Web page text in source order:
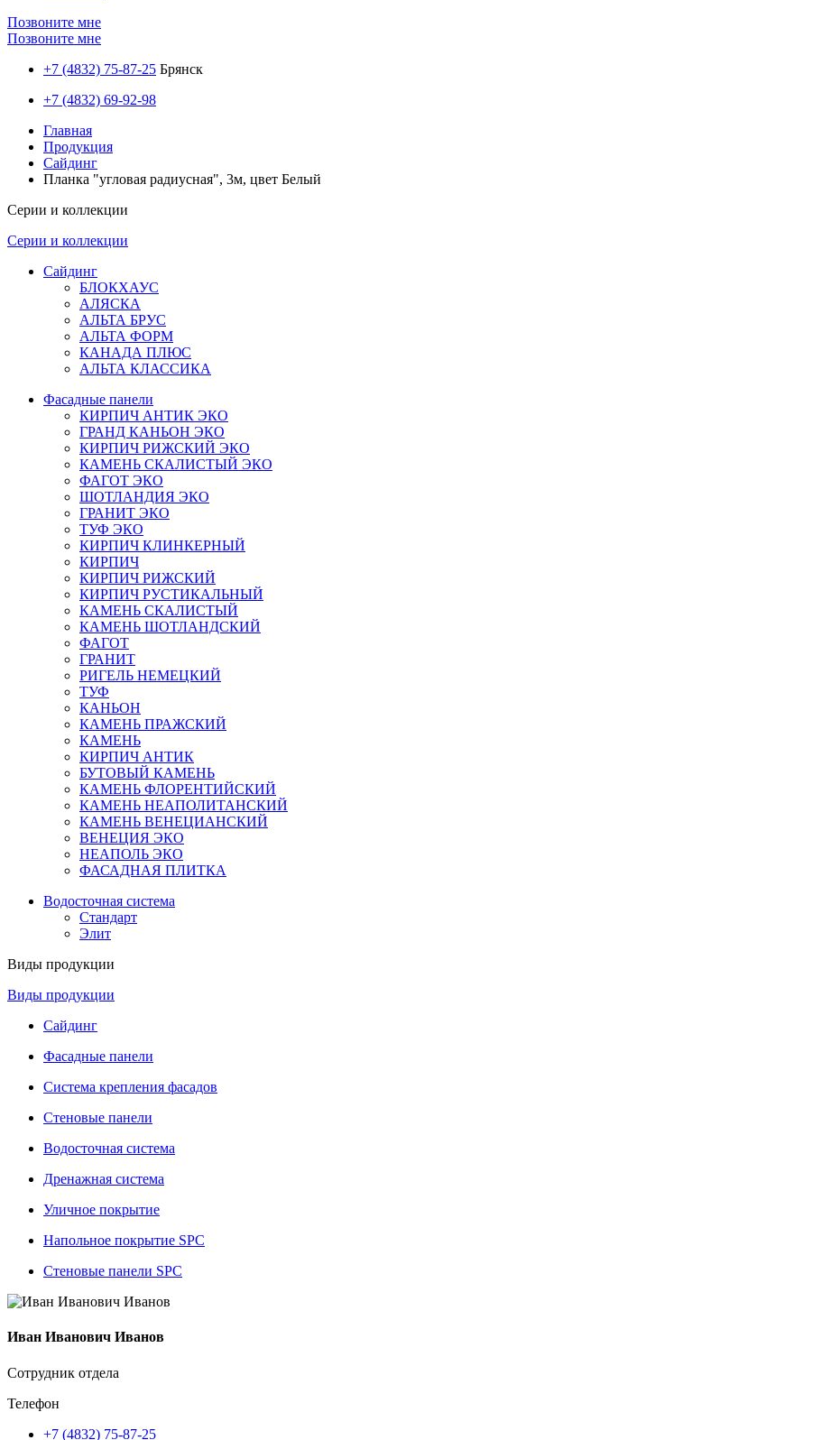
Позвоните мне
Позвоните мне
+7 (4832) 75-87-25 Брянск
+7 (4832) 69-92-98
Главная
Продукция
Сайдинг
Планка "угловая радиусная", 3м, цвет Белый
Серии и коллекции
Серии и коллекции
Сайдинг
БЛОКХАУС
АЛЯСКА
АЛЬТА БРУС
АЛЬТА ФОРМ
КАНАДА ПЛЮС
АЛЬТА КЛАССИКА
Фасадные панели
КИРПИЧ АНТИК ЭКО
ГРАНД КАНЬОН ЭКО
КИРПИЧ РИЖСКИЙ ЭКО
КАМЕНЬ СКАЛИСТЫЙ ЭКО
ФАГОТ ЭКО
ШОТЛАНДИЯ ЭКО
ГРАНИТ ЭКО
ТУФ ЭКО
КИРПИЧ КЛИНКЕРНЫЙ
КИРПИЧ
КИРПИЧ РИЖСКИЙ
КИРПИЧ РУСТИКАЛЬНЫЙ
КАМЕНЬ СКАЛИСТЫЙ
КАМЕНЬ ШОТЛАНДСКИЙ
ФАГОТ
ГРАНИТ
РИГЕЛЬ НЕМЕЦКИЙ
ТУФ
КАНЬОН
КАМЕНЬ ПРАЖСКИЙ
КАМЕНЬ
КИРПИЧ АНТИК
БУТОВЫЙ КАМЕНЬ
КАМЕНЬ ФЛОРЕНТИЙСКИЙ
КАМЕНЬ НЕАПОЛИТАНСКИЙ
КАМЕНЬ ВЕНЕЦИАНСКИЙ
ВЕНЕЦИЯ ЭКО
НЕАПОЛЬ ЭКО
ФАСАДНАЯ ПЛИТКА
Водосточная система
Стандарт
Элит
Виды продукции
Виды продукции
Сайдинг
Фасадные панели
Система крепления фасадов
Стеновые панели
Водосточная система
Дренажная система
Уличное покрытие
Напольное покрытие SPC
Стеновые панели SPC
Иван Иванович Иванов
Сотрудник отдела
Телефон
+7 (4832) 75-87-25